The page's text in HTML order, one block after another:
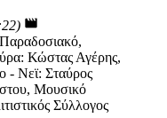
movie
Κώστας Αγέρης,
- Νεϊ: Σταύρος
Μουσικό
Σύλλογος